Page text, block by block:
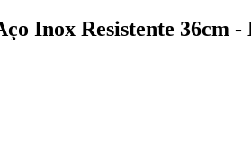
Inox Resistente 36cm